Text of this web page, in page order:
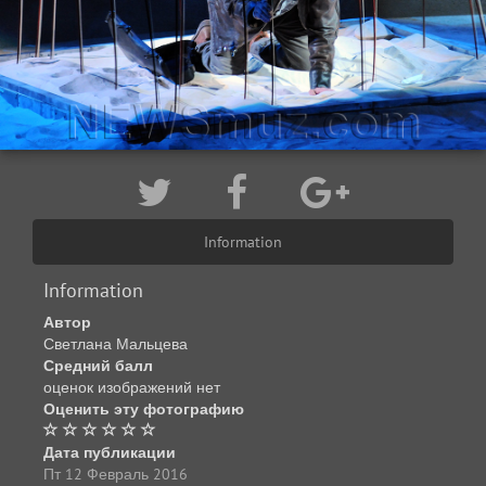
Information
Information
Автор
Светлана Мальцева
Средний балл
оценок изображений нет
Оценить эту фотографию
Дата публикации
Пт 12 Февраль 2016